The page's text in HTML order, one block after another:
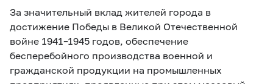
За значительный вклад жителей города в
достижение Победы в Великой Отечественной
войне 1941–1945 годов, обеспечение
бесперебойного производства военной и
гражданской продукции на промышленных